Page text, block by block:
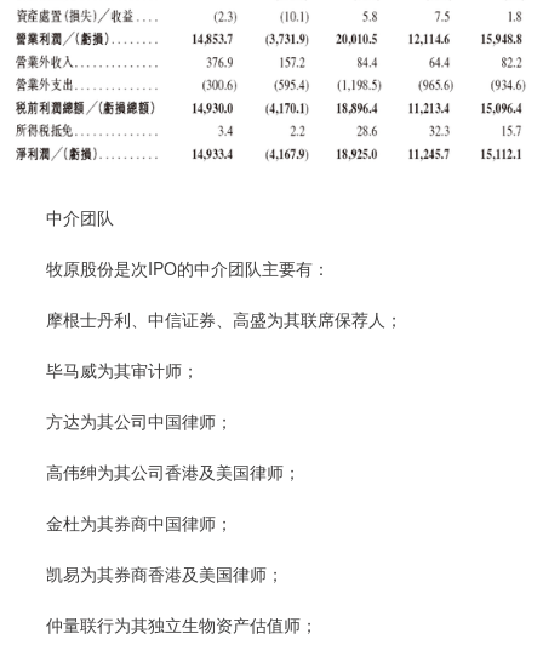
中介团队
牧原股份是次IPO的中介团队主要有：
摩根士丹利、中信证券、高盛为其联席保荐人；
毕马威为其审计师；
方达为其公司中国律师；
高伟绅为其公司香港及美国律师；
金杜为其券商中国律师；
凯易为其券商香港及美国律师；
仲量联行为其独立生物资产估值师；